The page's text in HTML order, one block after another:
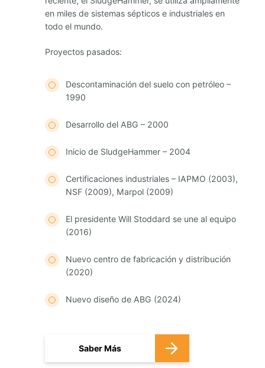
en miles de sistemas sépticos e industriales en
todo el mundo.
Proyectos pasados:
Descontaminación del suelo con petróleo –
1990
Desarrollo del ABG – 2000
Inicio de SludgeHammer – 2004
Certificaciones industriales – IAPMO (2003),
NSF (2009), Marpol (2009)
El presidente Will Stoddard se une al equipo
(2016)
Nuevo centro de fabricación y distribución
(2020)
Nuevo diseño de ABG (2024)
Saber Más